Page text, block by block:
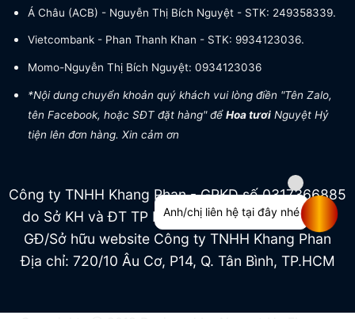
Á Châu (ACB) - Nguyễn Thị Bích Nguyệt - STK: 249358339.
Vietcombank - Phan Thanh Khan - STK: 9934123036.
Momo-Nguyễn Thị Bích Nguyệt: 0934123036
*Nội dung chuyển khoản quý khách vui lòng điền "Tên Zalo,
tên Facebook, hoặc SĐT đặt hàng" đểHoa tươi Nguyệt Hỷ
tiện lên đơn hàng. Xin cảm ơn
Công ty TNHH Khang Phan - GPKD số 0317366885
do Sở KH và ĐT TP HCM cấp ngày 04/07/2022
GĐ/Sở hữu website Công ty TNHH Khang Phan
Địa chỉ: 720/10 Âu Cơ, P14, Q. Tân Bình, TP.HCM
Anh/chị liên hệ tại đây nhé